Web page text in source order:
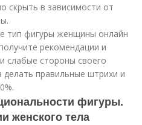
скрыть в зависимости от
тип фигуры женщины онлайн
рекомендации и
слабые стороны своего
правильные штрихи и
фигуры.
женского тела